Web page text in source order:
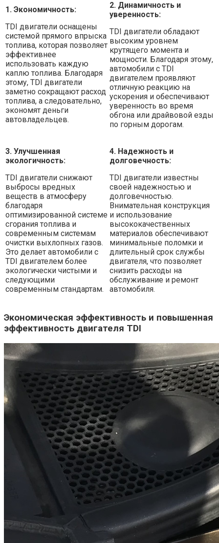
1. Экономичность:
TDI двигатели оснащены
системой прямого впрыска
топлива, которая позволяет
эффективнее
использовать каждую
каплю топлива. Благодаря
этому, TDI двигатели
заметно сокращают расход
топлива, а следовательно,
экономят деньги
автовладельцев.
2. Динамичность и
уверенность:
TDI двигатели обладают
высоким уровнем
крутящего момента и
мощности. Благодаря этому,
автомобили с TDI
двигателем проявляют
отличную реакцию на
ускорения и обеспечивают
уверенность во время
обгона или драйвовой езды
по горным дорогам.
3. Улучшенная
экологичность:
TDI двигатели снижают
выбросы вредных
веществ в атмосферу
благодаря
оптимизированной системе
сгорания топлива и
современным системам
очистки выхлопных газов.
Это делает автомобили с
TDI двигателем более
экологически чистыми и
следующими
современным стандартам.
4. Надежность и
долговечность:
TDI двигатели известны
своей надежностью и
долговечностью.
Внимательная конструкция
и использование
высококачественных
материалов обеспечивают
минимальные поломки и
длительный срок службы
двигателя, что позволяет
снизить расходы на
обслуживание и ремонт
автомобиля.
Экономическая эффективность и повышенная
эффективность двигателя TDI